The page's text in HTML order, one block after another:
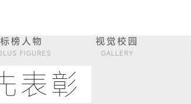
标榜人物
FIGURES
视觉校园
GALLERY
表彰